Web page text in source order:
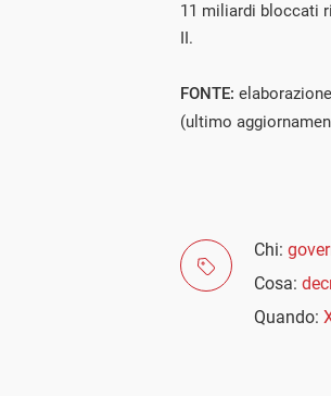
11 miliardi bloccati
II.
FONTE:
(ultimo
Chi:
Cosa:
Quando: